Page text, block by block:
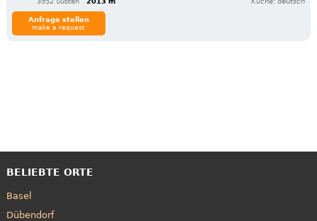
Anfrage stellen
make a request
BELIEBTE ORTE
Basel
Dübendorf